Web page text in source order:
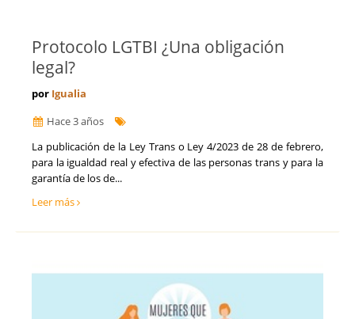
Protocolo LGTBI ¿Una obligación
legal?
por Igualia
Hace 3 años
​La publicación de la Ley Trans o Ley 4/2023 de 28 de febrero,
para la igualdad real y efectiva de las personas trans y para la
garantía de los de...
Leer más